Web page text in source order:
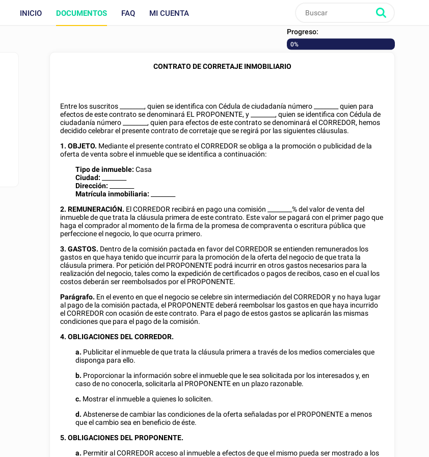
INICIO DOCUMENTOS FAQ MI CUENTA
Progreso:
0%
CONTRATO DE CORRETAJE INMOBILIARIO
Entre los suscritos , quien se identifica conCédula de ciudadanía número
quien para
efectos de este contrato se denominará EL PROPONENTE, y
, quien se identifica conCédula de
ciudadanía número
, quien para efectos de este contrato se denominará el CORREDOR, hemos
decidido celebrar el presente contrato de corretaje que se regirá por las siguientes cláusulas.
1. OBJETO. Mediante el presente contrato el CORREDOR se obliga a la promoción o publicidad de la
oferta de venta sobre el inmueble que se identifica a continuación:
Tipo de inmueble:Casa
Ciudad:
Dirección:
Matrícula inmobiliaria:
2. REMUNERACIÓN. El CORREDOR recibirá en pago una comisión ________% del valor de venta del
inmueble de que trata la cláusula primera de este contrato. Este valor se pagará con el primer pago que
haga el comprador al momento de la firma de la promesa de compraventa o escritura pública que
perfeccione el negocio, lo que ocurra primero.
3. GASTOS. Dentro de la comisión pactada en favor del CORREDOR se entienden remunerados los
gastos en que haya tenido que incurrir para la promoción de la oferta del negocio de que trata la
cláusula primera. Por petición del PROPONENTE podrá incurrir en otros gastos necesarios para la
realización del negocio, tales como la expedición de certificados o pagos de recibos, caso en el cual los
costos deberán ser reembolsados por el PROPONENTE.
Parágrafo. En el evento en que el negocio se celebre sin intermediación del CORREDOR y no haya lugar
al pago de la comisión pactada, el PROPONENTE deberá reembolsar los gastos en que haya incurrido
el CORREDOR con ocasión de este contrato. Para el pago de estos gastos se aplicarán las mismas
condiciones que para el pago de la comisión.
4. OBLIGACIONES DEL CORREDOR.
a. Publicitar el inmueble de que trata la cláusula primera a través de los medios comerciales que
disponga para ello.
b. Proporcionar la información sobre el inmueble que le sea solicitada por los interesados y, en
caso de no conocerla, solicitarla al PROPONENTE en un plazo razonable.
c. Mostrar el inmueble a quienes lo soliciten.
d. Abstenerse de cambiar las condiciones de la oferta señaladas por el PROPONENTE a menos
que el cambio sea en beneficio de éste.
5.OBLIGACIONES DEL PROPONENTE.
a. Permitir al CORREDOR acceso al inmueble a efectos de que el mismo pueda ser mostrado a los